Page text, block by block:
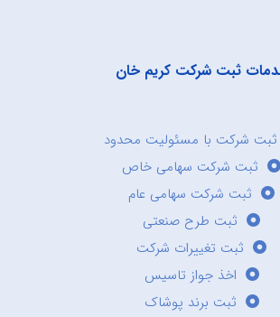
ثبت شرکت کریم خان
ثبت شرکت با مسئولیت محدود
ثبت شرکت سهامی خاص
ثبت شرکت سهامی عام
ثبت طرح صنعتی
ثبت تغییرات شرکت
اخذ جواز تاسیس
ثبت برند پوشاک